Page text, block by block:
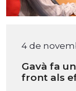
4 de
Gavà fa
front als